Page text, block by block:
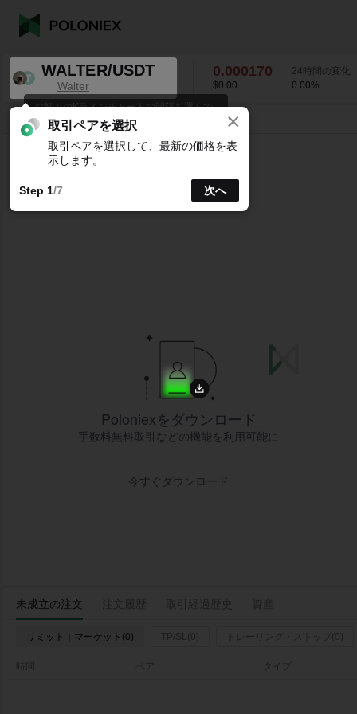
WALTER/USDT
Walter
0.000170
$0.00
24時間の変化
0.00%
WALTER/USDT 0.00% 0.000170
15分 1時4時1日1週
未成立の注文 注文履歴 取引経過歴史 資産
リミット｜マーケット(0) TP/SL(0) トレーリング・ストップ(0)
時間
Poloniexをダウンロード
手数料無料取引などの機能を利用可能に
今すぐダウンロード
お好みのKラインチャートの間隔を選んで
ください。
×
取引ペアを選択
取引ペアを選択して、最新の価格を表
示します。
Step 1/7 次へ